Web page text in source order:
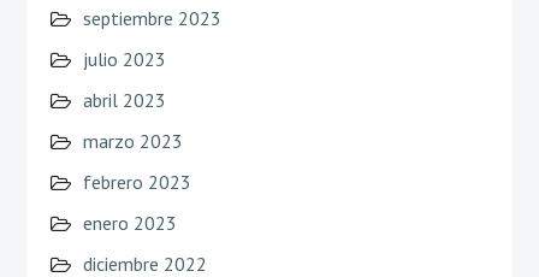
septiembre 2023
julio 2023
abril 2023
marzo 2023
febrero 2023
enero 2023
diciembre 2022